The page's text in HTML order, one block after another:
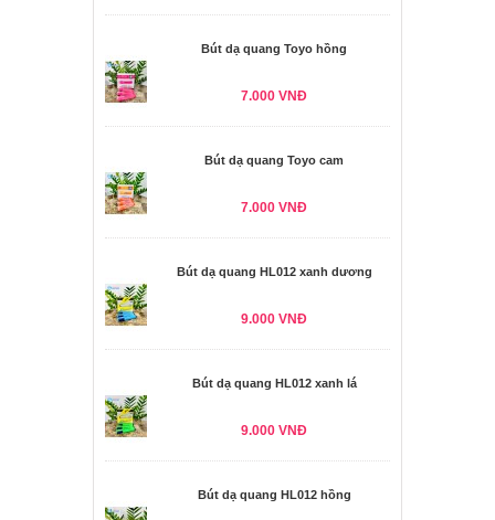
Bút dạ quang Toyo hồng
7.000 VNĐ
Bút dạ quang Toyo cam
7.000 VNĐ
Bút dạ quang HL012 xanh dương
9.000 VNĐ
Bút dạ quang HL012 xanh lá
9.000 VNĐ
Bút dạ quang HL012 hồng